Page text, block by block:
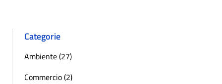
Categorie
Ambiente (27)
Commercio (2)